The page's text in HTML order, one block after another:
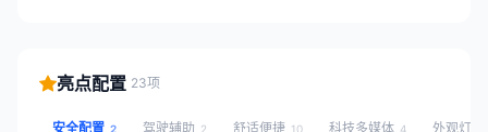
亮点配置 23项
安全配置 2 驾驶辅助 2 舒适便捷 10 科技多媒体 4 外观灯光